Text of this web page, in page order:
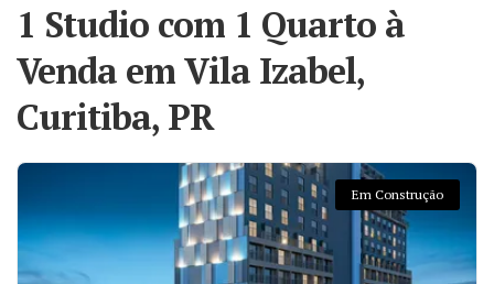
1 Studio com 1 Quarto à
Venda em Vila Izabel,
Curitiba, PR
Em Construção